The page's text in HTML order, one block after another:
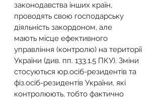
законодавства інших країн,
проводять свою господарську
діяльність закордоном, але
мають місце ефективного
управління (контролю) на території
України (див. пп. 133.1.5 ПКУ). Зміни
стосуються юр.осіб-резидентів та
фіз.осіб-резидентів України, які
контролюють, тобто фактично